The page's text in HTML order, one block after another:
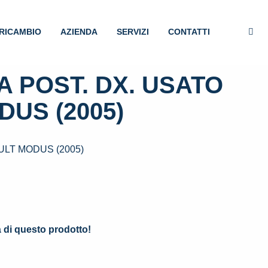
AZIENDA SERVIZI CONTATTI
POST. DX. USATO
(2005)
MODUS (2005)
di questo prodotto!